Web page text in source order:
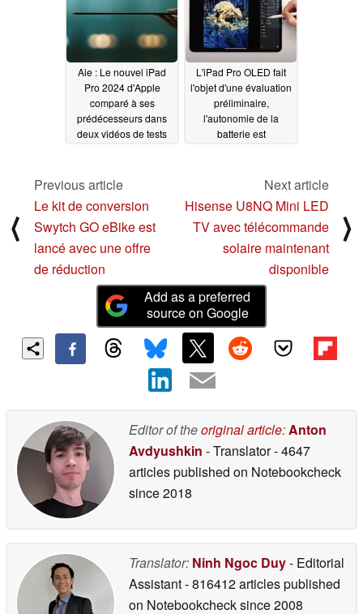
Aie : Le nouvel iPad
Pro 2024 d'Apple
comparé à ses
prédécesseurs dans
deux vidéos de tests
05/17/2024
L'iPad Pro OLED fait
l'objet d'une évaluation
préliminaire,
l'autonomie de la
batterie est
malgré un puissant
plus fin05/17/2024
⟨
Previous article
Le kit de conversion
Swytch GO eBike est
lancé avec une offre
de réduction
Next article
Hisense U8NQ Mini LED
TV avec télécommande
solaire maintenant
disponible
⟩
Add as a preferred
source on Google
Editor of theoriginal article:Anton
Avdyushkin - Translator- 4647
articles published on Notebookcheck
since 2018
Translator: Ninh Ngoc Duy- Editorial
Assistant- 816412 articles published
on Notebookchecksince 2008